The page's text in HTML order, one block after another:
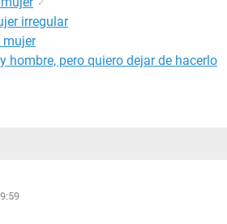
irregular
mujer
hombre, pero quiero dejar de hacerlo